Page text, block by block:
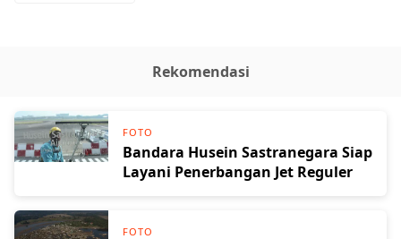
Rekomendasi
FOTO
Bandara Husein Sastranegara Siap
Layani Penerbangan Jet Reguler
FOTO